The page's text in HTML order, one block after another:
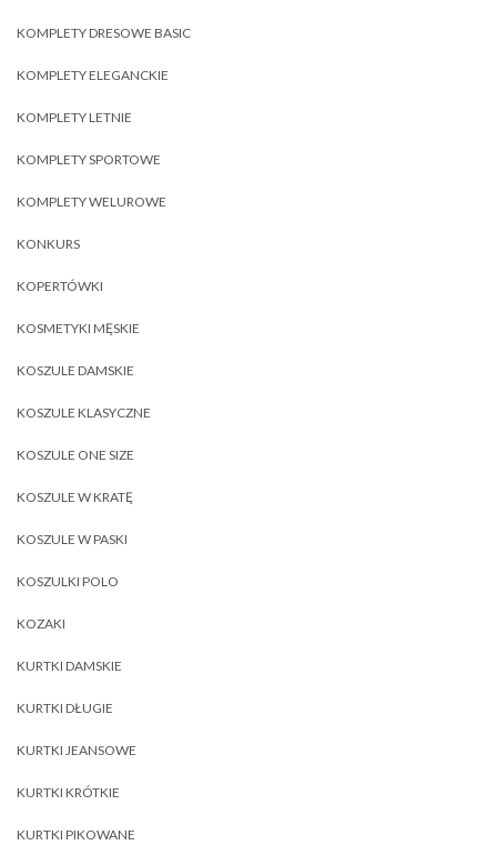
KOMPLETY DRESOWE BASIC
KOMPLETY ELEGANCKIE
KOMPLETY LETNIE
KOMPLETY SPORTOWE
KOMPLETY WELUROWE
KONKURS
KOPERTÓWKI
KOSMETYKI MĘSKIE
KOSZULE DAMSKIE
KOSZULE KLASYCZNE
KOSZULE ONE SIZE
KOSZULE W KRATĘ
KOSZULE W PASKI
KOSZULKI POLO
KOZAKI
KURTKI DAMSKIE
KURTKI DŁUGIE
KURTKI JEANSOWE
KURTKI KRÓTKIE
KURTKI PIKOWANE